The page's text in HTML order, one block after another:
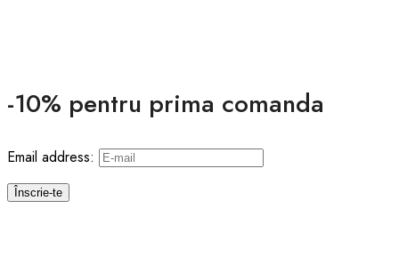
-10% pentru prima comanda
Email address: